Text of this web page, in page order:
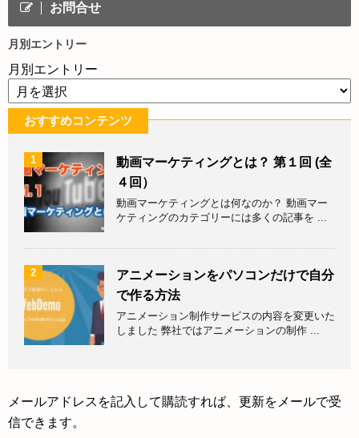
お問合せ
月別エントリー
月別エントリー
おすすめコンテンツ
1
動画マーケティングとは？ 第１回 (全
４回）
動画マーケティングとは何なのか？ 動画マー
ケティングのカテゴリーには多くの記事を ...
2
アニメーションをパソコンだけで自分
で作る方法
アニメーション制作サービスの内容を変更いた
しました 弊社ではアニメーションの制作 ...
メールアドレスを記入して購読すれば、更新をメールで受
信できます。